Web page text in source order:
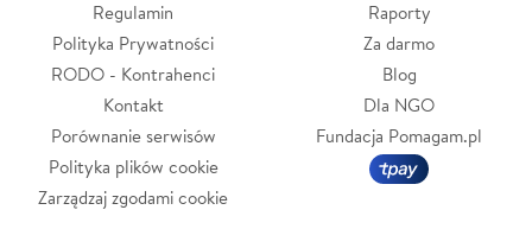
Regulamin
Polityka Prywatności
RODO - Kontrahenci
Kontakt
Porównanie serwisów
Polityka plików cookie
Zarządzaj zgodami cookie
Raporty
Za darmo
Blog
Dla NGO
Fundacja Pomagam.pl